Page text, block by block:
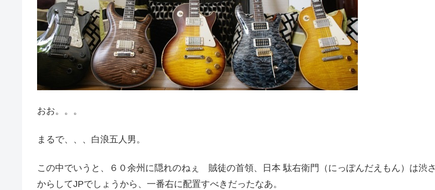
おお。。。
まるで、、、白浪五人男。
この中でいうと、６０余州に隠れのねぇ 賊徒の首領、日本 駄右衛門（にっぽんだえもん）は渋さ
からしてJPでしょうから、一番右に配置すべきだったなあ。